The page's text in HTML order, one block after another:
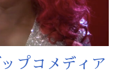
プコメディア